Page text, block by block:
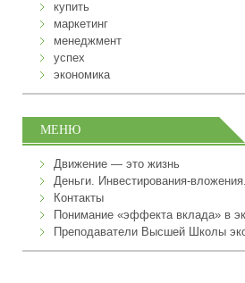
купить
маркетинг
менеджмент
успех
экономика
МЕНЮ
Движение — это жизнь
Деньги. Инвестирования-
Контакты
Понимание «эффекта вклада» в
Преподаватели Высшей Школы